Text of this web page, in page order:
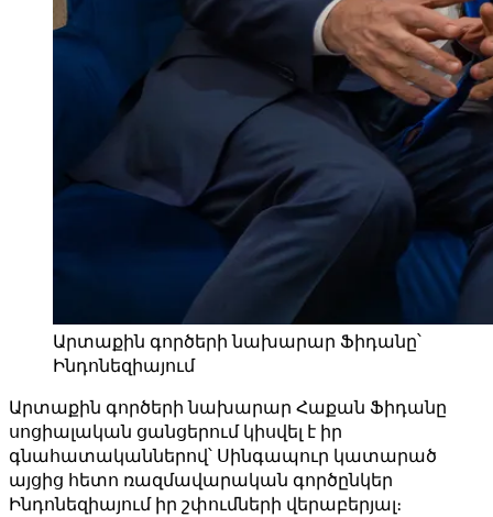
Արտաքին գործերի նախարար Ֆիդանը՝
Ինդոնեզիայում
Արտաքին գործերի նախարար Հաքան Ֆիդանը
սոցիալական ցանցերում կիսվել է իր
գնահատականներով՝ Սինգապուր կատարած
այցից հետո ռազմավարական գործընկեր
Ինդոնեզիայում իր շփումների վերաբերյալ։